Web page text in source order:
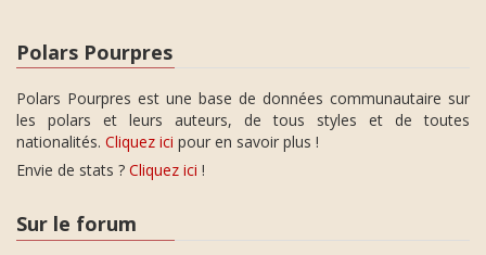
Polars Pourpres
Polars Pourpres est une base de données communautaire sur
les polars et leurs auteurs, de tous styles et de toutes
nationalités. Cliquez ici pour en savoir plus !
Envie de stats ? Cliquez ici !
Sur le forum